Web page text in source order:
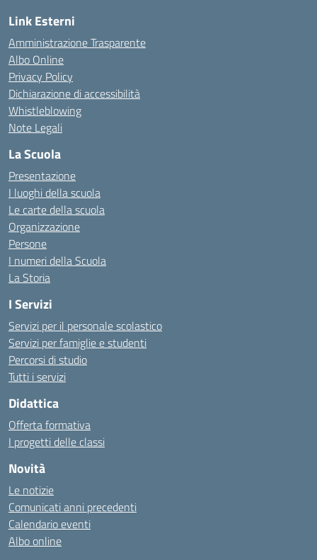
Link Esterni
Amministrazione Trasparente
Albo Online
Privacy Policy
Dichiarazione di accessibilità
Whistleblowing
Note Legali
La Scuola
Presentazione
I luoghi della scuola
Le carte della scuola
Organizzazione
Persone
I numeri della Scuola
La Storia
I Servizi
Servizi per il personale scolastico
Servizi per famiglie e studenti
Percorsi di studio
Tutti i servizi
Didattica
Offerta formativa
I progetti delle classi
Novità
Le notizie
Comunicati anni precedenti
Calendario eventi
Albo online